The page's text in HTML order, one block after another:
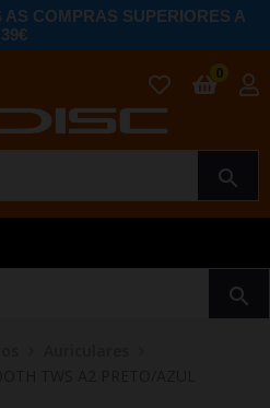
COMPRAS SUPERIORES A
39€
search
0
search